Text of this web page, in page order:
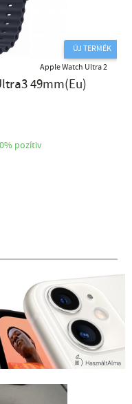
ÚJ TERMÉK
Apple Watch Ultra 2
49mm(Eu)
pozítiv